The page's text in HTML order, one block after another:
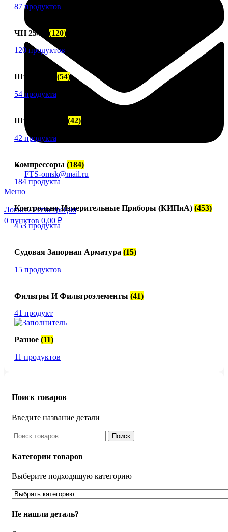
FTS-omsk@mail.ru
Меню
Логин / Регистрация
0 пунктов 0,00 ₽
87 продуктов
ЧН 25/34 (120)
120 продуктов
Шкода-275 (54)
54 продукта
Шкода 6S-160 (42)
42 продукта
Компрессоры (184)
184 продукта
Контрольно-Измерительные Приборы (КИПиА) (453)
453 продукта
Судовая Запорная Арматура (15)
15 продуктов
Фильтры И Фильтроэлементы (41)
41 продукт
Разное (11)
11 продуктов
Поиск товаров
Введите название детали
Поиск
Категории товаров
Выберите подходящую категорию
Не нашли деталь?